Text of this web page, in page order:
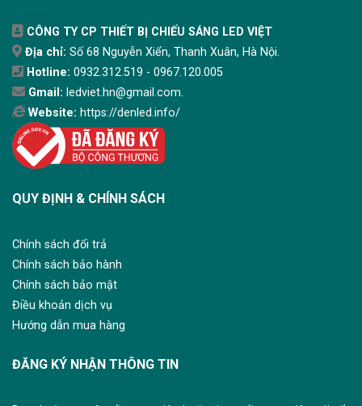
CÔNG TY CP THIẾT BỊ CHIẾU SÁNG LED VIỆT
Địa chỉ: Số 68 Nguyễn Xiển, Thanh Xuân, Hà Nội.
Hotline: 0932.312.519 - 0967.120.005
Gmail: ledviet.hn@gmail.com.
Website: https://denled.info/
QUY ĐỊNH & CHÍNH SÁCH
Chính sách đổi trả
Chính sách bảo hành
Chính sách bảo mật
Điều khoản dịch vụ
Hướng dẫn mua hàng
ĐĂNG KÝ NHẬN THÔNG TIN